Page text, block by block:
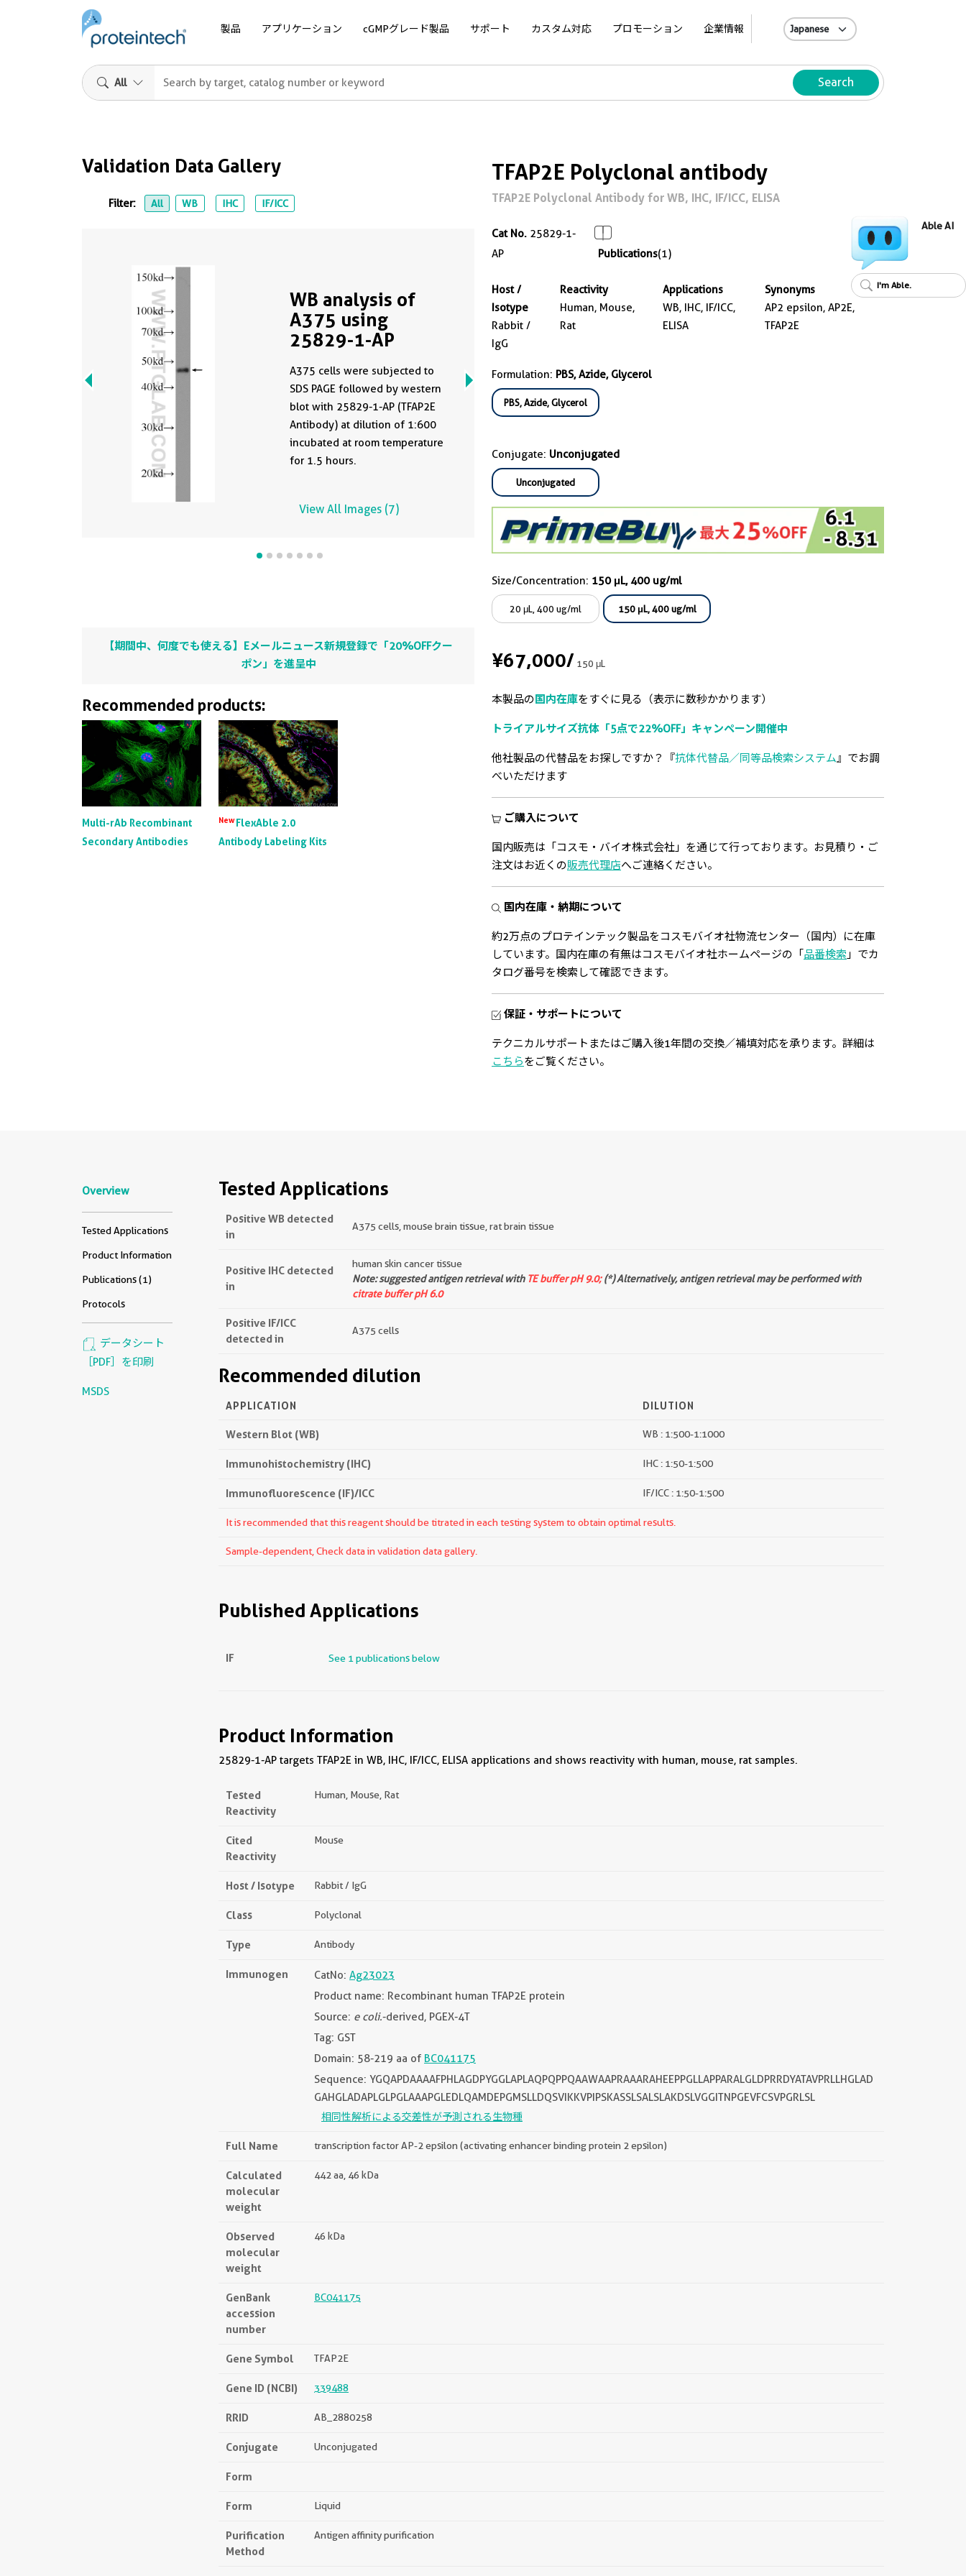
製品 アプリケーション cGMPグレード製品 サポート カスタム対応 プロモーション 企業情報
All Search
Validation Data Gallery
Filter: All WB IHC IF/ICC
WB analysis of
A375 using
25829-1-AP
A375 cells were subjected to
SDS PAGE followed by western
blot with 25829-1-AP (TFAP2E
Antibody) at dilution of 1:600
incubated at room temperature
for 1.5 hours.
View All Images (7)
【期間中、何度でも使える】Eメールニュース新規登録で「20%OFFクー
ポン」を進呈中
Recommended products:
Multi-rAb Recombinant
Secondary Antibodies
NewFlexAble 2.0
Antibody Labeling Kits
TFAP2E Polyclonal antibody
TFAP2E Polyclonal Antibody for WB, IHC, IF/ICC, ELISA
Cat No. 25829-1-
AP
Publications(1)
Host /
Isotype
Rabbit /
IgG
Reactivity
Human, Mouse,
Rat
Applications
WB, IHC, IF/ICC,
ELISA
Synonyms
AP2 epsilon, AP2E,
TFAP2E
Formulation: PBS, Azide, Glycerol
PBS, Azide, Glycerol
Conjugate: Unconjugated
Unconjugated
Size/Concentration: 150 μL, 400 ug/ml
20 μL, 400 ug/ml 150 μL, 400 ug/ml
¥67,000/150 μL
本製品の 国内在庫をすぐに見る（表示に数秒かかります）
トライアルサイズ抗体「5点で22%OFF」キャンペーン開催中
他社製品の代替品をお探しですか？『抗体代替品／同等品検索システム』でお調
べいただけます
ご購入について
国内販売は「コスモ・バイオ株式会社」を通じて行っております。お見積り・ご
注文はお近くの販売代理店へご連絡ください。
国内在庫・納期について
約2万点のプロテインテック製品をコスモバイオ社物流センター（国内）に在庫
しています。国内在庫の有無はコスモバイオ社ホームページの「 品番検索 」でカ
タログ番号を検索して確認できます。
保証・サポートについて
テクニカルサポートまたはご購入後1年間の交換／補填対応を承ります。詳細は
こちらをご覧ください。
Overview
Tested Applications
Product Information
Publications (1)
Protocols
データシート
［PDF］を印刷
MSDS
Tested Applications
Positive WB detected
in
A375 cells, mouse brain tissue, rat brain tissue
Positive IHC detected
in
human skin cancer tissue
Note: suggested antigen retrieval with TE buffer pH 9.0;(*) Alternatively, antigen retrieval may be performed with
citrate buffer pH 6.0
Positive IF/ICC
detected in
A375 cells
Recommended dilution
APPLICATION DILUTION
Western Blot (WB) WB : 1:500-1:1000
Immunohistochemistry (IHC) IHC : 1:50-1:500
Immunofluorescence (IF)/ICC IF/ICC : 1:50-1:500
It is recommended that this reagent should be titrated in each testing system to obtain optimal results.
Sample-dependent, Check data in validation data gallery.
Published Applications
IF See 1 publications below
Product Information
25829-1-AP targets TFAP2E in WB, IHC, IF/ICC, ELISA applications and shows reactivity with human, mouse, rat samples.
Tested
Reactivity
Human, Mouse, Rat
Cited
Reactivity
Mouse
Host / Isotype Rabbit / IgG
Class Polyclonal
Type Antibody
Immunogen CatNo: Ag23023
Product name: Recombinant human TFAP2E protein
Source: e coli.-derived, PGEX-4T
Tag: GST
Domain: 58-219 aa of BC041175
Sequence: YGQAPDAAAAFPHLAGDPYGGLAPLAQPQPPQAAWAAPRAAARAHEEPPGLLAPPARALGLDPRRDYATAVPRLLHGLAD
GAHGLADAPLGLPGLAAAPGLEDLQAMDEPGMSLLDQSVIKKVPIPSKASSLSALSLAKDSLVGGITNPGEVFCSVPGRLSL
相同性解析による交差性が予測される生物種
Full Name transcription factor AP-2 epsilon (activating enhancer binding protein 2 epsilon)
Calculated
molecular
weight
442 aa, 46 kDa
Observed
molecular
weight
46 kDa
GenBank
accession
number
BC041175
Gene Symbol TFAP2E
Gene ID (NCBI) 339488
RRID AB_2880258
Conjugate Unconjugated
Form
Form Liquid
Purification
Method
Antigen affinity purification
Able AI
I'm Able.